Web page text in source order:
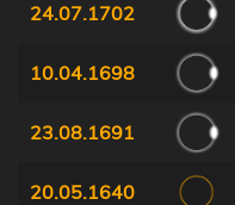
24.07.1702
10.04.1698
23.08.1691
20.05.1640